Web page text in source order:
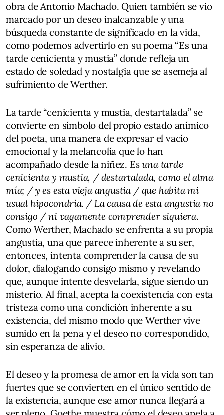
obra de Antonio Machado. Quien también se vio
marcado por un deseo inalcanzable y una
búsqueda constante de significado en la vida,
como podemos advertirlo en su poema “Es una
tarde cenicienta y mustia” donde refleja un
estado de soledad y nostalgia que se asemeja al
sufrimiento de Werther.
La tarde “cenicienta y mustia, destartalada” se
convierte en símbolo del propio estado anímico
del poeta, una manera de expresar el vacío
emocional y la melancolía que lo han
acompañado desde la niñez. Es una tarde
cenicienta y mustia, / destartalada, como el alma
mía; / y es esta vieja angustia / que habita mi
usual hipocondría. / La causa de esta angustia no
consigo / ni vagamente comprender siquiera.
Como Werther, Machado se enfrenta a su propia
angustia, una que parece inherente a su ser,
entonces, intenta comprender la causa de su
dolor, dialogando consigo mismo y revelando
que, aunque intente desvelarla, sigue siendo un
misterio. Al final, acepta la coexistencia con esta
tristeza como una condición inherente a su
existencia, del mismo modo que Werther vive
sumido en la pena y el deseo no correspondido,
sin esperanza de alivio.
El deseo y la promesa de amor en la vida son tan
fuertes que se convierten en el único sentido de
la existencia, aunque ese amor nunca llegará a